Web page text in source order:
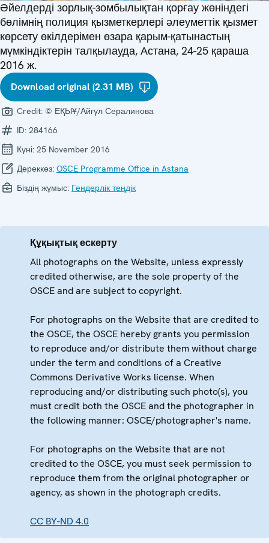
Әйелдерді зорлық-зомбылықтан қорғау жөніндегі
бөлімнің полиция қызметкерлері әлеуметтік қызмет
көрсету өкілдерімен өзара қарым-қатынастың
мүмкіндіктерін талқылауда, Астана, 24-25 қараша
2016 ж.
Download original (2.31 MB)
Credit: © ЕҚЫҰ/Айгүл Сералинова
ID: 284166
Күні: 25 November 2016
Дереккөз: OSCE Programme Office in Astana
Біздің жұмыс: Гендерлік теңдік
Құқықтық ескерту
All photographs on the Website, unless expressly
credited otherwise, are the sole property of the
OSCE and are subject to copyright.
For photographs on the Website that are credited to
the OSCE, the OSCE hereby grants you permission
to reproduce and/or distribute them without charge
under the term and conditions of a Creative
Commons Derivative Works license. When
reproducing and/or distributing such photo(s), you
must credit both the OSCE and the photographer in
the following manner: OSCE/photographer's name.
For photographs on the Website that are not
credited to the OSCE, you must seek permission to
reproduce them from the original photographer or
agency, as shown in the photograph credits.
CC BY-ND 4.0